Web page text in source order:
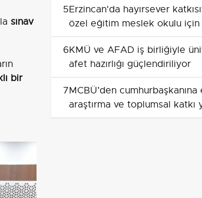
sınav
bir
5Erzincan'da hayırsever
özel eğitim meslek okulu
6KMÜ ve AFAD iş birliğiyle
afet hazırlığı güçlendiriliyor
7MCBÜ’den
araştırma ve toplumsal katkı